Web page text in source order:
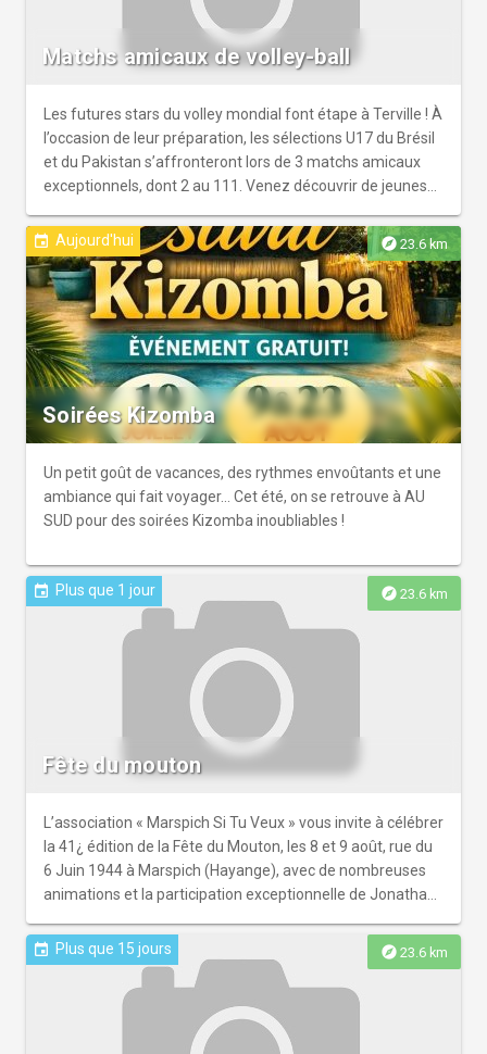
Matchs amicaux de volley-ball
Les futures stars du volley mondial font étape à Terville ! À
l’occasion de leur préparation, les sélections U17 du Brésil
et du Pakistan s’affronteront lors de 3 matchs amicaux
exceptionnels, dont 2 au 111. Venez découvrir de jeunes
spectacle sportif de très haut niveau ! On vous attend
nombreux pour encourager ces équipes et vivre un bel
événement sportif à Terville !
explore 23.6 km
event Aujourd'hui
Soirées Kizomba
Un petit goût de vacances, des rythmes envoûtants et une
ambiance qui fait voyager… Cet été, on se retrouve à AU
SUD pour des soirées Kizomba inoubliables !
explore 23.6 km
event Plus que 1 jour
Fête du mouton
L’association « Marspich Si Tu Veux » vous invite à célébrer
la 41¿ édition de la Fête du Mouton, les 8 et 9 août, rue du
6 Juin 1944 à Marspich (Hayange), avec de nombreuses
animations et la participation exceptionnelle de Jonathan
17h30 : Inauguration officielle et pot de l’amitié Dès 18h :
Mouton à la broche 18h30 : Concert avec Steve Harry et
Amandine 20h30 : Concert avec le groupe Celebration
Dimanche 9 août 10h30 : Ouverture des stands et du
marché artisanal Dès 11h30 : Repas champêtre avec le
explore 23.6 km
event Plus que 15 jours